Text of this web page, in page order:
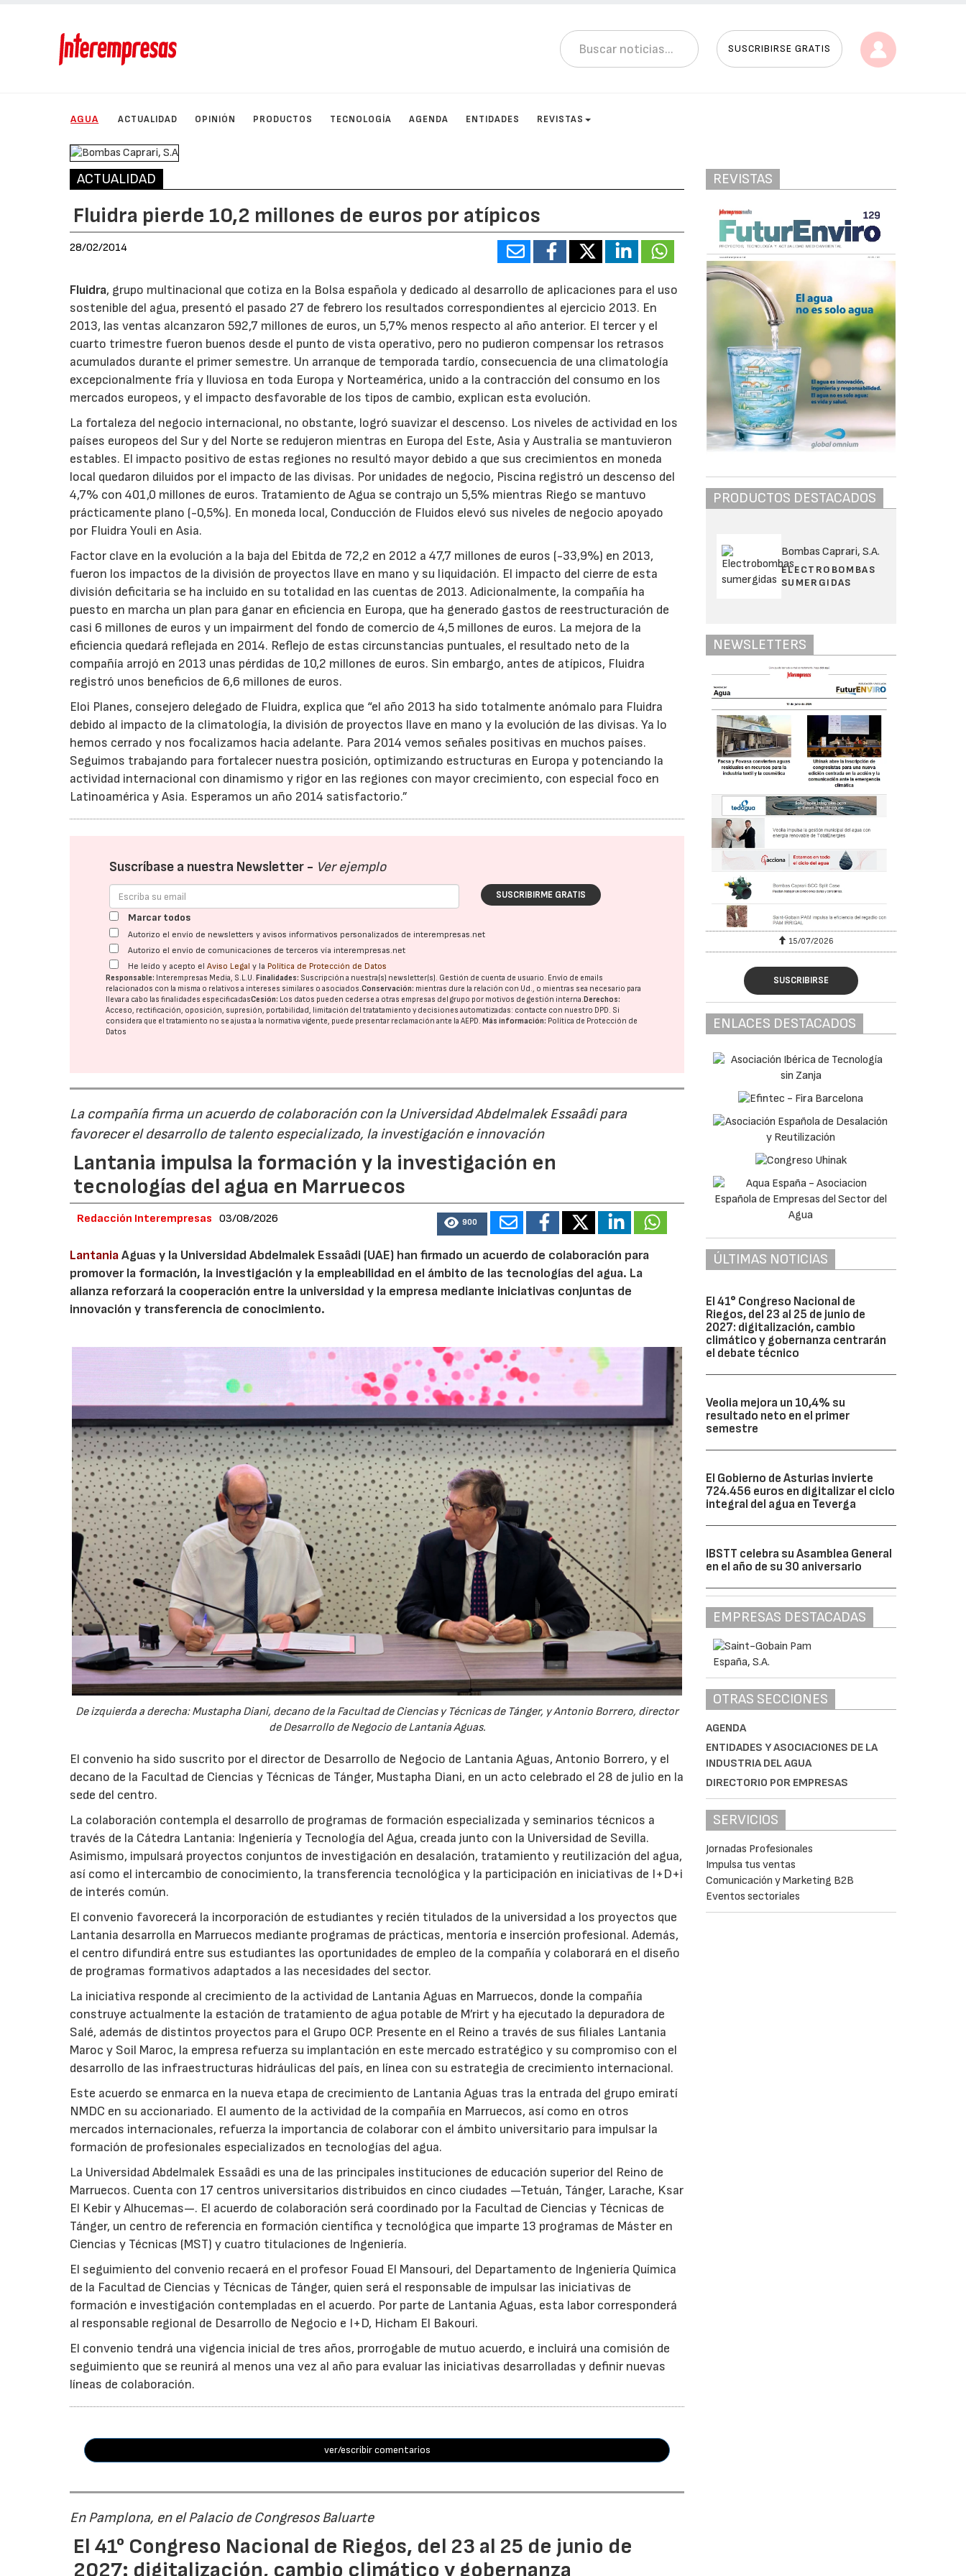
SUSCRIBIRSE GRATIS
AGUA ACTUALIDAD OPINIÓN PRODUCTOS TECNOLOGÍA AGENDA ENTIDADES REVISTAS
ACTUALIDAD
Fluidra pierde 10,2 millones de euros por atípicos
28/02/2014
Fluidra, grupo multinacional que cotiza en la Bolsa española y dedicado al desarrollo de aplicaciones para el uso
sostenible del agua, presentó el pasado 27 de febrero los resultados correspondientes al ejercicio 2013. En
2013, las ventas alcanzaron 592,7 millones de euros, un 5,7% menos respecto al año anterior. El tercer y el
cuarto trimestre fueron buenos desde el punto de vista operativo, pero no pudieron compensar los retrasos
acumulados durante el primer semestre. Un arranque de temporada tardío, consecuencia de una climatología
excepcionalmente fría y lluviosa en toda Europa y Norteamérica, unido a la contracción del consumo en los
mercados europeos, y el impacto desfavorable de los tipos de cambio, explican esta evolución.
La fortaleza del negocio internacional, no obstante, logró suavizar el descenso. Los niveles de actividad en los
países europeos del Sur y del Norte se redujeron mientras en Europa del Este, Asia y Australia se mantuvieron
estables. El impacto positivo de estas regiones no resultó mayor debido a que sus crecimientos en moneda
local quedaron diluidos por el impacto de las divisas. Por unidades de negocio, Piscina registró un descenso del
4,7% con 401,0 millones de euros. Tratamiento de Agua se contrajo un 5,5% mientras Riego se mantuvo
prácticamente plano (-0,5%). En moneda local, Conducción de Fluidos elevó sus niveles de negocio apoyado
por Fluidra Youli en Asia.
Factor clave en la evolución a la baja del Ebitda de 72,2 en 2012 a 47,7 millones de euros (-33,9%) en 2013,
fueron los impactos de la división de proyectos llave en mano y su liquidación. El impacto del cierre de esta
división deficitaria se ha incluido en su totalidad en las cuentas de 2013. Adicionalmente, la compañía ha
puesto en marcha un plan para ganar en eficiencia en Europa, que ha generado gastos de reestructuración de
casi 6 millones de euros y un impairment del fondo de comercio de 4,5 millones de euros. La mejora de la
eficiencia quedará reflejada en 2014. Reflejo de estas circunstancias puntuales, el resultado neto de la
compañía arrojó en 2013 unas pérdidas de 10,2 millones de euros. Sin embargo, antes de atípicos, Fluidra
registró unos beneficios de 6,6 millones de euros.
Eloi Planes, consejero delegado de Fluidra, explica que “el año 2013 ha sido totalmente anómalo para Fluidra
debido al impacto de la climatología, la división de proyectos llave en mano y la evolución de las divisas. Ya lo
hemos cerrado y nos focalizamos hacia adelante. Para 2014 vemos señales positivas en muchos países.
Seguimos trabajando para fortalecer nuestra posición, optimizando estructuras en Europa y potenciando la
actividad internacional con dinamismo y rigor en las regiones con mayor crecimiento, con especial foco en
Latinoamérica y Asia. Esperamos un año 2014 satisfactorio.”
Suscríbase a nuestra Newsletter - Ver ejemplo
SUSCRIBIRME GRATIS
Marcar todos
Autorizo el envío de newsletters y avisos informativos personalizados de interempresas.net
Autorizo el envío de comunicaciones de terceros vía interempresas.net
He leído y acepto elAviso Legal y la Política de Protección de Datos
Responsable: Interempresas Media, S.L.U. Finalidades: Suscripción a nuestra(s) newsletter(s). Gestión de cuenta de usuario. Envío de emails
relacionados con la misma o relativos a intereses similares o asociados.Conservación: mientras dure la relación con Ud., o mientras sea necesario para
llevar a cabo las finalidades especificadasCesión: Los datos pueden cederse a otras empresas del grupo por motivos de gestión interna. Derechos:
Acceso, rectificación, oposición, supresión, portabilidad, limitación del tratatamiento y decisiones automatizadas: contacte con nuestro DPD. Si
considera que el tratamiento no se ajusta a la normativa vigente, puede presentar reclamación ante laAEPD. Más información: Política de Protección de
Datos
La compañía firma un acuerdo de colaboración con la Universidad Abdelmalek Essaâdi para
favorecer el desarrollo de talento especializado, la investigación e innovación
Lantania impulsa la formación y la investigación en
tecnologías del agua en Marruecos
Redacción Interempresas 03/08/2026 900
LantaniaAguas y la Universidad Abdelmalek Essaâdi (UAE) han firmado un acuerdo de colaboración para
promover la formación, la investigación y la empleabilidad en el ámbito de las tecnologías del agua. La
alianza reforzará la cooperación entre la universidad y la empresa mediante iniciativas conjuntas de
innovación y transferencia de conocimiento.
De izquierda a derecha: Mustapha Diani, decano de la Facultad de Ciencias y Técnicas de Tánger, y Antonio Borrero, director
de Desarrollo de Negocio de Lantania Aguas.
El convenio ha sido suscrito por el director de Desarrollo de Negocio de Lantania Aguas, Antonio Borrero, y el
decano de la Facultad de Ciencias y Técnicas de Tánger, Mustapha Diani, en un acto celebrado el 28 de julio en la
sede del centro.
La colaboración contempla el desarrollo de programas de formación especializada y seminarios técnicos a
través de la Cátedra Lantania: Ingeniería y Tecnología del Agua, creada junto con la Universidad de Sevilla.
Asimismo, impulsará proyectos conjuntos de investigación en desalación, tratamiento y reutilización del agua,
así como el intercambio de conocimiento, la transferencia tecnológica y la participación en iniciativas de I+D+i
de interés común.
El convenio favorecerá la incorporación de estudiantes y recién titulados de la universidad a los proyectos que
Lantania desarrolla en Marruecos mediante programas de prácticas, mentoría e inserción profesional. Además,
el centro difundirá entre sus estudiantes las oportunidades de empleo de la compañía y colaborará en el diseño
de programas formativos adaptados a las necesidades del sector.
La iniciativa responde al crecimiento de la actividad de Lantania Aguas en Marruecos, donde la compañía
construye actualmente la estación de tratamiento de agua potable de M’rirt y ha ejecutado la depuradora de
Salé, además de distintos proyectos para el Grupo OCP. Presente en el Reino a través de sus filiales Lantania
Maroc y Soil Maroc, la empresa refuerza su implantación en este mercado estratégico y su compromiso con el
desarrollo de las infraestructuras hidráulicas del país, en línea con su estrategia de crecimiento internacional.
Este acuerdo se enmarca en la nueva etapa de crecimiento de Lantania Aguas tras la entrada del grupo emiratí
NMDC en su accionariado. El aumento de la actividad de la compañía en Marruecos, así como en otros
mercados internacionales, refuerza la importancia de colaborar con el ámbito universitario para impulsar la
formación de profesionales especializados en tecnologías del agua.
La Universidad Abdelmalek Essaâdi es una de las principales instituciones de educación superior del Reino de
Marruecos. Cuenta con 17 centros universitarios distribuidos en cinco ciudades —Tetuán, Tánger, Larache, Ksar
El Kebir y Alhucemas—. El acuerdo de colaboración será coordinado por la Facultad de Ciencias y Técnicas de
Tánger, un centro de referencia en formación científica y tecnológica que imparte 13 programas de Máster en
Ciencias y Técnicas (MST) y cuatro titulaciones de Ingeniería.
El seguimiento del convenio recaerá en el profesor Fouad El Mansouri, del Departamento de Ingeniería Química
de la Facultad de Ciencias y Técnicas de Tánger, quien será el responsable de impulsar las iniciativas de
formación e investigación contempladas en el acuerdo. Por parte de Lantania Aguas, esta labor corresponderá
al responsable regional de Desarrollo de Negocio e I+D, Hicham El Bakouri.
El convenio tendrá una vigencia inicial de tres años, prorrogable de mutuo acuerdo, e incluirá una comisión de
seguimiento que se reunirá al menos una vez al año para evaluar las iniciativas desarrolladas y definir nuevas
líneas de colaboración.
ver/escribir comentarios
En Pamplona, en el Palacio de Congresos Baluarte
El 41° Congreso Nacional de Riegos, del 23 al 25 de junio de
2027: digitalización, cambio climático y gobernanza
REVISTAS
PRODUCTOS DESTACADOS
Bombas Caprari, S.A.
ELECTROBOMBAS
SUMERGIDAS
NEWSLETTERS
15/07/2026 15/07/2026
SUSCRIBIRSE
ENLACES DESTACADOS
ÚLTIMAS NOTICIAS
El 41° Congreso Nacional de
Riegos, del 23 al 25 de junio de
2027: digitalización, cambio
climático y gobernanza centrarán
el debate técnico
Veolia mejora un 10,4% su
resultado neto en el primer
semestre
El Gobierno de Asturias invierte
724.456 euros en digitalizar el ciclo
integral del agua en Teverga
IBSTT celebra su Asamblea General
en el año de su 30 aniversario
EMPRESAS DESTACADAS
OTRAS SECCIONES
AGENDA
ENTIDADES Y ASOCIACIONES DE LA
INDUSTRIA DEL AGUA
DIRECTORIO POR EMPRESAS
SERVICIOS
Jornadas Profesionales
Impulsa tus ventas
Comunicación y Marketing B2B
Eventos sectoriales